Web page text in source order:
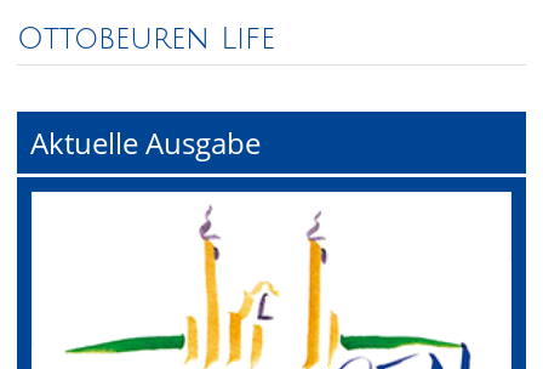
Ottobeuren Life
Aktuelle Ausgabe